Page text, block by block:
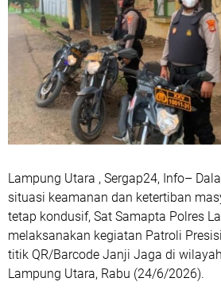
Lampung Utara , Sergap24, Info–
situasi keamanan dan ketertiban
tetap kondusif, Sat Samapta Polres
melaksanakan kegiatan Patroli
titik QR/Barcode Janji Jaga di
Lampung Utara, Rabu (24/6/2026).